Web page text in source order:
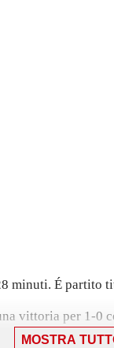
minuti. É
vittoria per 1-
MOSTRA